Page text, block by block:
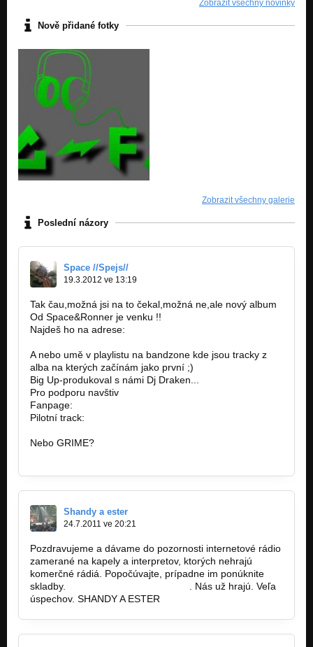
Zobrazit všechny novinky
Nově přidané fotky
Zobrazit všechny galerie
Poslední názory
Space //Spejs//
19.3.2012 ve 13:19
Tak čau,možná jsi na to čekal,možná ne,ale nový album
Od Space&Ronner je venku !!
Najdeš ho na adrese:
A nebo umě v playlistu na bandzone kde jsou tracky z
alba na kterých začínám jako první ;)
Big Up-produkoval s námi Dj Draken...
Pro podporu navštiv
Fanpage:
Pilotní track:
Nebo GRIME?
Shandy a ester
24.7.2011 ve 20:21
Pozdravujeme a dávame do pozornosti internetové rádio
zamerané na kapely a interpretov, ktorých nehrajú
komerčné rádiá. Popočúvajte, prípadne im ponúknite
skladby.
. Nás už hrajú. Veľa
úspechov. SHANDY A ESTER